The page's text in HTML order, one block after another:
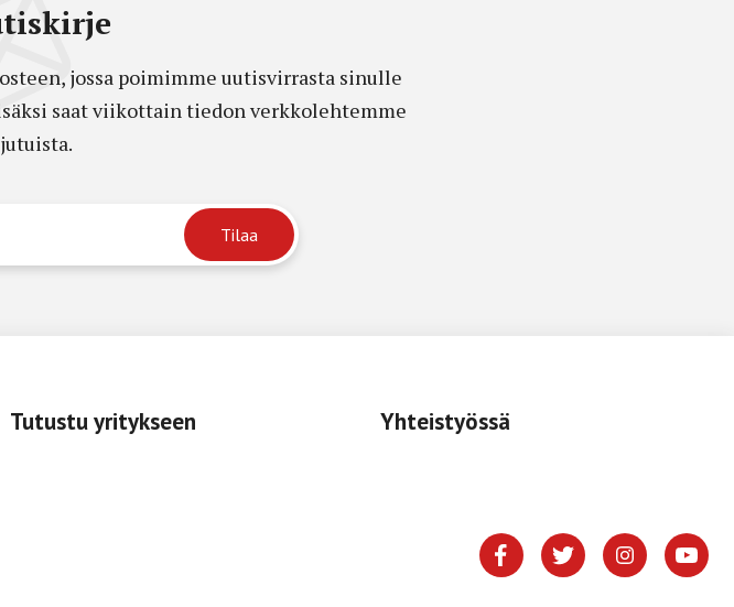
jossa poimimme uutisvirrasta sinulle
saat viikottain tiedon verkkolehtemme
Tutustu yritykseen Yhteistyössä